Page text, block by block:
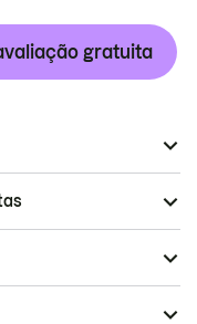
gratuita